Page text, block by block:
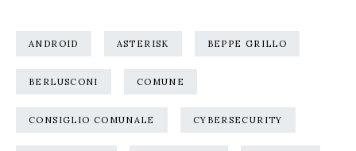
ANDROID ASTERISK BEPPE GRILLO
BERLUSCONI COMUNE
CONSIGLIO COMUNALE CYBERSECURITY